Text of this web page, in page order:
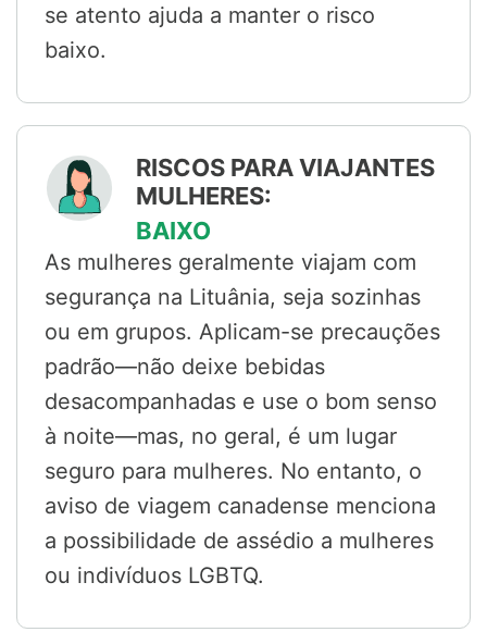
se atento ajuda a manter o risco
baixo.
RISCOS PARA VIAJANTES
MULHERES:
BAIXO
As mulheres geralmente viajam com
segurança na Lituânia, seja sozinhas
ou em grupos. Aplicam-se precauções
padrão—não deixe bebidas
desacompanhadas e use o bom senso
à noite—mas, no geral, é um lugar
seguro para mulheres. No entanto, o
aviso de viagem canadense menciona
a possibilidade de assédio a mulheres
ou indivíduos LGBTQ.